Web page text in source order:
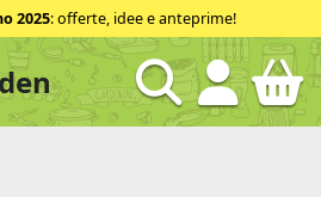
2025: offerte, idee e anteprime!